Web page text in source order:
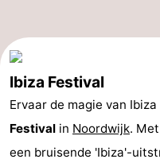
Ibiza Festival
Ervaar de magie van
Festival in Noordwijk.
een bruisende 'Ibiza'-